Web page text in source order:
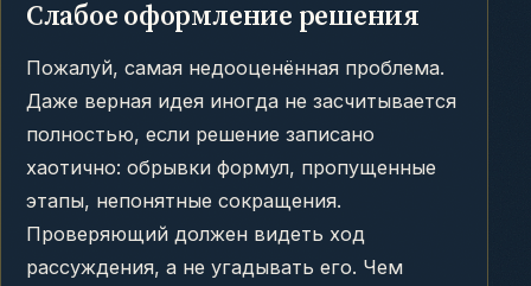
Слабое оформление решения
Пожалуй, самая недооценённая проблема.
Даже верная идея иногда не засчитывается
полностью, если решение записано
хаотично: обрывки формул, пропущенные
этапы, непонятные сокращения.
Проверяющий должен видеть ход
рассуждения, а не угадывать его. Чем